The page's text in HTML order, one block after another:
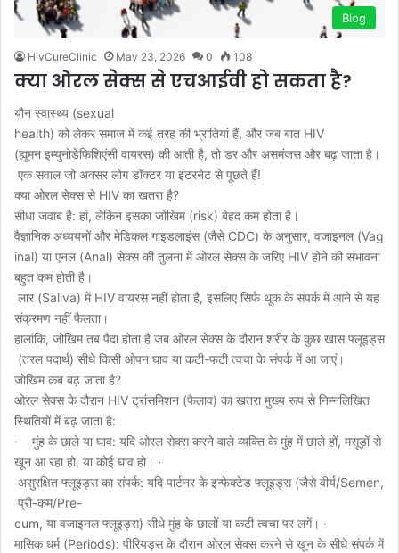
Blog
HivCureClinic May 23, 2026 0 108
क्या ओरल सेक्स से एचआईवी हो सकता है?
यौन स्वास्थ्य (sexual
health) को लेकर समाज में कई तरह की भ्रांतियां हैं, और जब बात HIV
(ह्यूमन इम्युनोडेफिशिएंसी वायरस) की आती है, तो डर और असमंजस और बढ़ जाता है।
एक सवाल जो अक्सर लोग डॉक्टर या इंटरनेट से पूछते हैं!
क्या ओरल सेक्स से HIV का खतरा है?
सीधा जवाब है: हां, लेकिन इसका जोखिम (risk) बेहद कम होता है।
वैज्ञानिक अध्ययनों और मेडिकल गाइडलाइंस (जैसे CDC) के अनुसार, वजाइनल (Vag
inal) या एनल (Anal) सेक्स की तुलना में ओरल सेक्स के जरिए HIV होने की संभावना
बहुत कम होती है।
लार (Saliva) में HIV वायरस नहीं होता है, इसलिए सिर्फ थूक के संपर्क में आने से यह
संक्रमण नहीं फैलता।
हालांकि, जोखिम तब पैदा होता है जब ओरल सेक्स के दौरान शरीर के कुछ खास फ्लूइड्स
(तरल पदार्थ) सीधे किसी ओपन घाव या कटी-फटी त्वचा के संपर्क में आ जाएं।
जोखिम कब बढ़ जाता है?
ओरल सेक्स के दौरान HIV ट्रांसमिशन (फैलाव) का खतरा मुख्य रूप से निम्नलिखित
स्थितियों में बढ़ जाता है:
· मुंह के छाले या घाव: यदि ओरल सेक्स करने वाले व्यक्ति के मुंह में छाले हों, मसूड़ों से
खून आ रहा हो, या कोई घाव हो। ·
असुरक्षित फ्लूइड्स का संपर्क: यदि पार्टनर के इन्फेक्टेड फ्लूइड्स (जैसे वीर्य/Semen,
प्री-कम/Pre-
cum, या वजाइनल फ्लूइड्स) सीधे मुंह के छालों या कटी त्वचा पर लगें। ·
मासिक धर्म (Periods): पीरियड्स के दौरान ओरल सेक्स करने से खून के सीधे संपर्क में